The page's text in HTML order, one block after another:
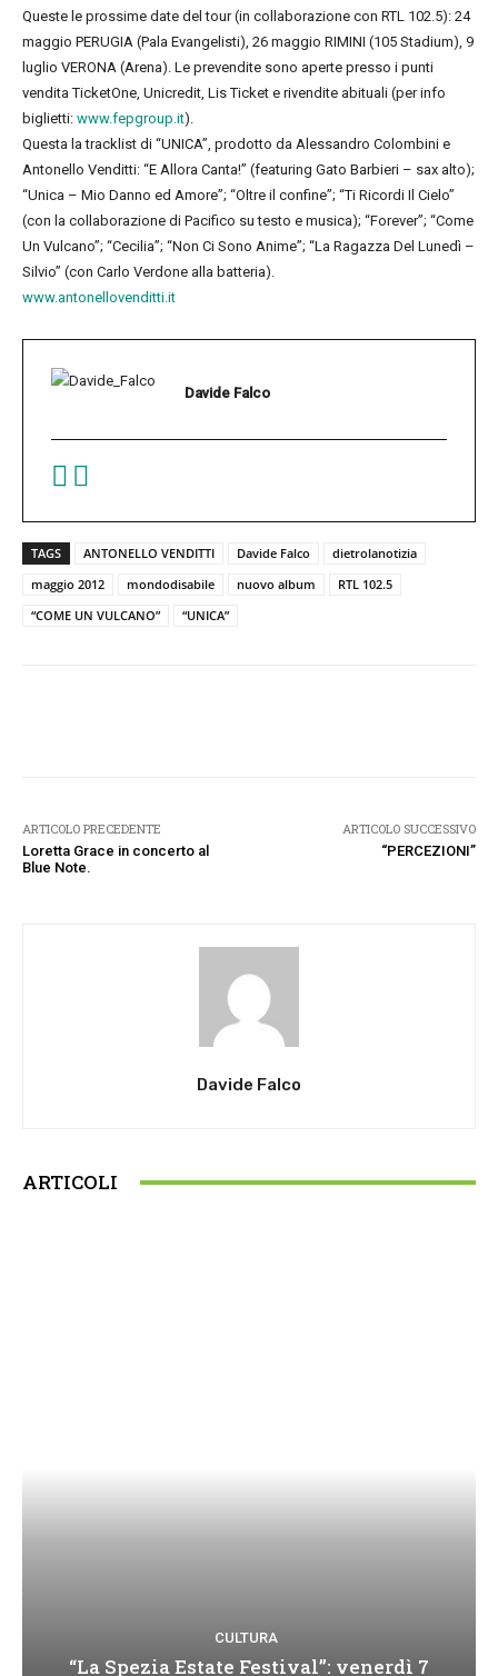
Queste le prossime date del tour (in collaborazione con RTL 102.5): 24
maggio PERUGIA (Pala Evangelisti), 26 maggio RIMINI (105 Stadium), 9
luglio VERONA (Arena). Le prevendite sono aperte presso i punti
vendita TicketOne, Unicredit, Lis Ticket e rivendite abituali (per info
biglietti: www.fepgroup.it).
Questa la tracklist di “UNICA”, prodotto da Alessandro Colombini e
Antonello Venditti: “E Allora Canta!” (featuring Gato Barbieri – sax alto);
“Unica – Mio Danno ed Amore”; “Oltre il confine”; “Ti Ricordi Il Cielo”
(con la collaborazione di Pacifico su testo e musica); “Forever”; “Come
Un Vulcano”; “Cecilia”; “Non Ci Sono Anime”; “La Ragazza Del Lunedì –
Silvio” (con Carlo Verdone alla batteria).
www.antonellovenditti.it
Davide Falco
TAGS ANTONELLO VENDITTI Davide Falco
dietrolanotizia
maggio 2012
mondodisabile nuovo album
RTL 102.5
“COME UN VULCANO”
“UNICA”
ARTICOLO PRECEDENTE
Loretta Grace in concerto al
Blue Note.
ARTICOLO SUCCESSIVO
“PERCEZIONI”
Davide Falco
ARTICOLI
CULTURA
“La Spezia Estate Festival”: venerdì 7